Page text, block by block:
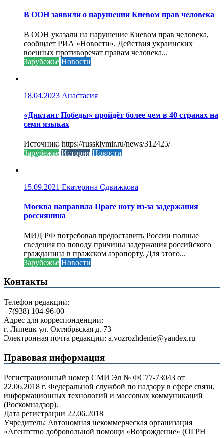
В ООН заявили о нарушении Киевом прав человека
В ООН указали на нарушение Киевом прав человека,
сообщает РИА «Новости». Действия украинских
военных противоречат правам человека...
Зарубежье Новости
18.04.2023 Анастасия
«Диктант Победы» пройдёт более чем в 40 странах на
семи языках
Источник: https://russkiymir.ru/news/312425/
Зарубежье История Новости
15.09.2021 Екатерина Сдвижкова
Москва направила Праге ноту из-за задержания
россиянина
МИД РФ потребовал предоставить России полные
сведения по поводу причины задержания российского
гражданина в пражском аэропорту. Для этого...
Зарубежье Новости
Контакты
Телефон редакции:
+7(938) 104-96-00
Адрес для корреспонденции:
г. Липецк ул. Октябрьская д. 73
Электронная почта редакции: a.vozrozhdenie@yandex.ru
Правовая информация
Регистрационный номер СМИ Эл № ФС77-73043 от
22.06.2018 г. Федеральной службой по надзору в сфере связи,
информационных технологий и массовых коммуникаций
(Роскомнадзор).
Дата регистрации 22.06.2018
Учредитель: Автономная некоммерческая организация
«Агентство добровольной помощи «Возрождение» (ОГРН